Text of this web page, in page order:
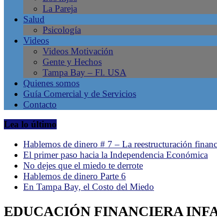
Tampa
Negocios
Latinos,
Revista
la
comunidad
hispana
Tampa,
Florida.
Emprendimiento
Latino.
La Pareja
Salud
Psicología
Videos
Videos Motivación
Gente y Hechos
Tampa Bay – Fl. USA
Quienes somos
Guía Comercial y de Servicios
Contacto
Lea lo último
Hablemos de dinero # 7 – La reestructuración
El primer paso hacia la Independencia Económica
No dejes que el miedo te derrote
Hablemos de dinero Parte 6
En Tampa Bay, el Costo del Miedo
EDUCACIÓN FINANCIERA